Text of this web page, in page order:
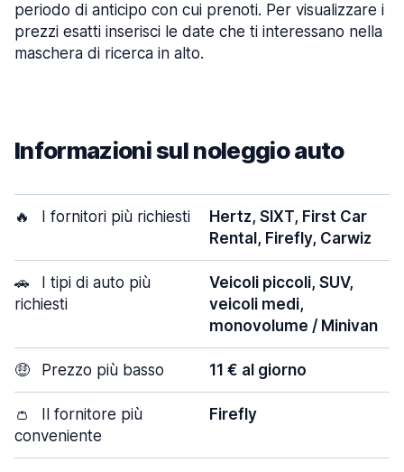
periodo di anticipo con cui prenoti. Per visualizzare i
prezzi esatti inserisci le date che ti interessano nella
maschera di ricerca in alto.
Informazioni sul noleggio auto
🔥 I fornitori più richiesti
Hertz, SIXT, First Car
Rental, Firefly, Carwiz
🚗
I tipi di auto più
richiesti
Veicoli piccoli, SUV,
veicoli medi,
monovolume / Minivan
🤑 Prezzo più basso 11 € al giorno
👛
Il fornitore più
conveniente
Firefly